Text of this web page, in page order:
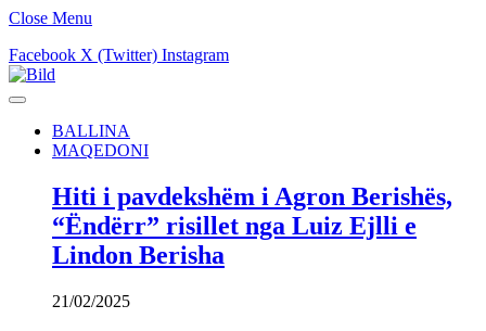
Close Menu
Facebook X (Twitter) Instagram
BALLINA
MAQEDONI
Hiti i pavdekshëm i Agron Berishës,
“Ëndërr” risillet nga Luiz Ejlli e
Lindon Berisha
21/02/2025